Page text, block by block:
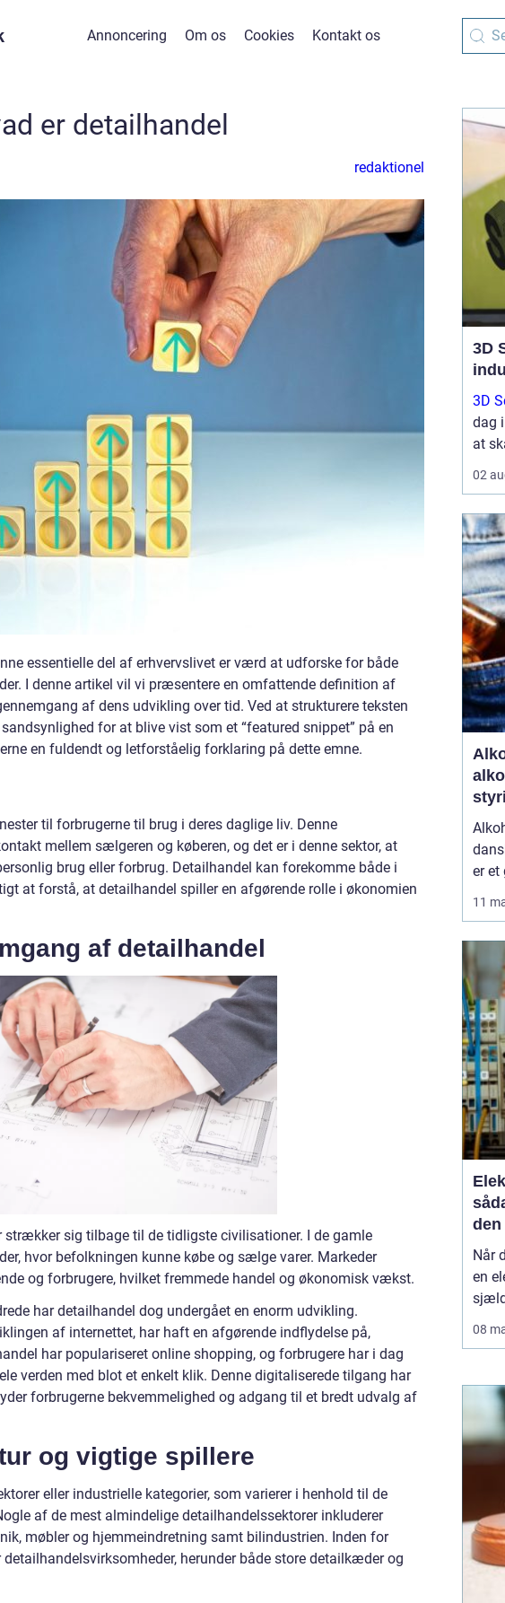
Annoncering Om os Cookies Kontakt os
er detailhandel
redaktionel
essentielle del af erhvervslivet er værd at udforske for både
I denne artikel vil vi præsentere en omfattende definition af
af dens udvikling over tid. Ved at strukturere teksten
for at blive vist som et “featured snippet” på en
en fuldendt og letforståelig forklaring på dette emne.
til forbrugerne til brug i deres daglige liv. Denne
mellem sælgeren og køberen, og det er i denne sektor, at
brug eller forbrug. Detailhandel kan forekomme både i
at forstå, at detailhandel spiller en afgørende rolle i økonomien
af detailhandel
strækker sig tilbage til de tidligste civilisationer. I de gamle
hvor befolkningen kunne købe og sælge varer. Markeder
og forbrugere, hvilket fremmede handel og økonomisk vækst.
har detailhandel dog undergået en enorm udvikling.
af internettet, har haft en afgørende indflydelse på,
har populariseret online shopping, og forbrugere har i dag
verden med blot et enkelt klik. Denne digitaliserede tilgang har
forbrugerne bekvemmelighed og adgang til et bredt udvalg af
og vigtige spillere
eller industrielle kategorier, som varierer i henhold til de
af de mest almindelige detailhandelssektorer inkluderer
møbler og hjemmeindretning samt bilindustrien. Inden for
herunder både store detailkæder og
3D
3D
dag
at
gør
02
er et
11
den
til
Når
en
08